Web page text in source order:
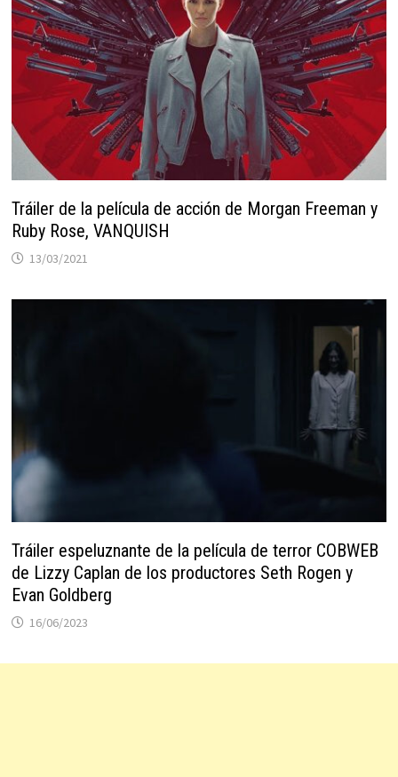
Tráiler de la película de acción de Morgan Freeman y
Ruby Rose, VANQUISH
13/03/2021
Tráiler espeluznante de la película de terror COBWEB
de Lizzy Caplan de los productores Seth Rogen y
Evan Goldberg
16/06/2023